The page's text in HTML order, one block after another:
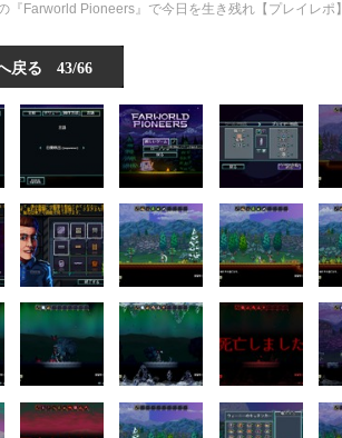
Farworld Pioneers』で今日を生き残れ【プレイレポ】
戻る 43/66